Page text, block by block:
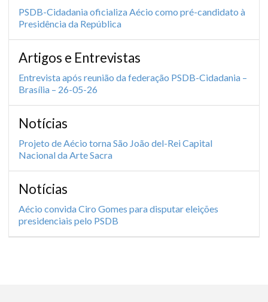
PSDB-Cidadania oficializa Aécio como pré-candidato à
Presidência da República
Artigos e Entrevistas
Entrevista após reunião da federação PSDB-Cidadania –
Brasília – 26-05-26
Notícias
Projeto de Aécio torna São João del-Rei Capital
Nacional da Arte Sacra
Notícias
Aécio convida Ciro Gomes para disputar eleições
presidenciais pelo PSDB